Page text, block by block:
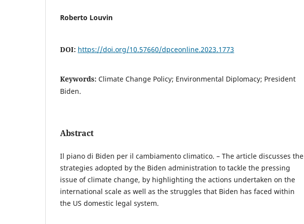
Roberto Louvin
DOI: https://doi.org/10.57660/dpceonline.2023.1773
Keywords: Climate Change Policy; Environmental Diplomacy; President
Biden.
Abstract
Il piano di Biden per il cambiamento climatico. – The article discusses the
strategies adopted by the Biden administration to tackle the pressing
issue of climate change, by highlighting the actions undertaken on the
international scale as well as the struggles that Biden has faced within
the US domestic legal system.